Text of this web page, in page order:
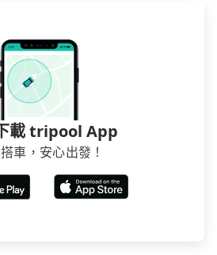
載 tripool App
車，安心出發！